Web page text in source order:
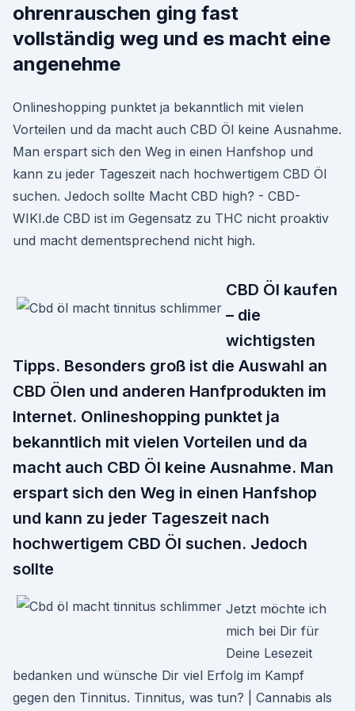
ohrenrauschen ging fast
vollständig weg und es macht eine
angenehme
Onlineshopping punktet ja bekanntlich mit vielen
Vorteilen und da macht auch CBD Öl keine Ausnahme.
Man erspart sich den Weg in einen Hanfshop und
kann zu jeder Tageszeit nach hochwertigem CBD Öl
suchen. Jedoch sollte Macht CBD high? - CBD-
WIKI.de CBD ist im Gegensatz zu THC nicht proaktiv
und macht dementsprechend nicht high.
CBD Öl kaufen
– die
wichtigsten
Tipps. Besonders groß ist die Auswahl an
CBD Ölen und anderen Hanfprodukten im
Internet. Onlineshopping punktet ja
bekanntlich mit vielen Vorteilen und da
macht auch CBD Öl keine Ausnahme. Man
erspart sich den Weg in einen Hanfshop
und kann zu jeder Tageszeit nach
hochwertigem CBD Öl suchen. Jedoch
sollte
Jetzt möchte ich
mich bei Dir für
Deine Lesezeit
bedanken und wünsche Dir viel Erfolg im Kampf
gegen den Tinnitus. Tinnitus, was tun? | Cannabis als